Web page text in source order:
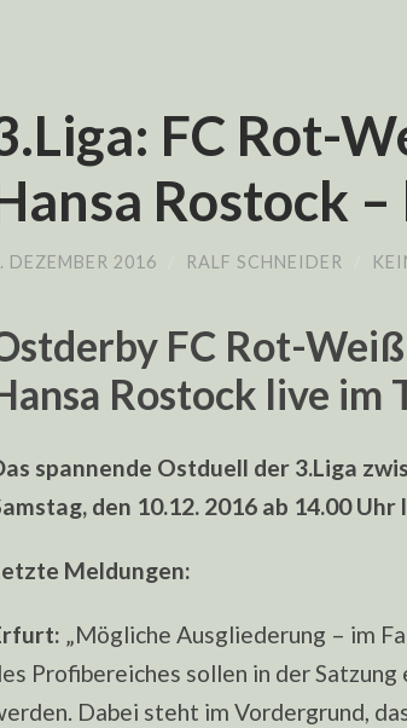
FC Rot-
Rostock –
DEZEMBER 2016 RALF SCHNEIDER
FC Rot-
Rostock live im
spannende Ostduell der 3.Liga
den 10.12. 2016 ab 14.00
Meldungen:
„Mögliche Ausgliederung – im
Profibereiches sollen in der
Dabei steht im Vordergrund,